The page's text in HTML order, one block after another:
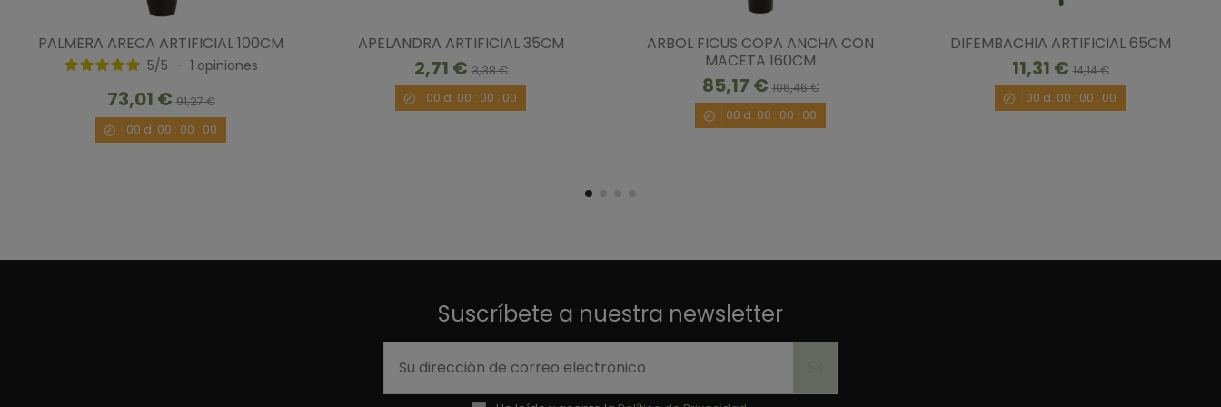
PALMERA ARECA ARTIFICIAL 100CM
5/5 - 1 opiniones
73,01 €91,27 €
00 d. 00 : 00 : 00
APELANDRA ARTIFICIAL 35CM
2,71 €3,38 €
00 d. 00 : 00 : 00
ARBOL FICUS COPA ANCHA CON
MACETA 160CM
85,17 €106,46 €
00 d. 00 : 00 : 00
DIFEMBACHIA ARTIFICIAL 65CM
11,31 €14,14 €
00 d. 00 : 00 : 00
Suscríbete a nuestra newsletter